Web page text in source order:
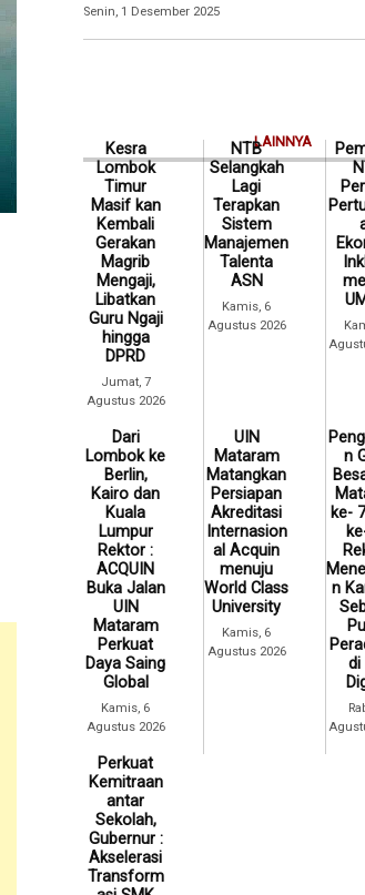
Senin, 1 Desember 2025
LAINNYA
Kesra
Lombok
Timur
Masif kan
Kembali
Gerakan
Magrib
Mengaji,
Libatkan
Guru Ngaji
hingga
DPRD
Jumat, 7
Agustus 2026
NTB
Selangkah
Lagi
Terapkan
Sistem
Manajemen
Talenta
ASN
Kamis, 6
Agustus 2026
Dari
Lombok ke
Berlin,
Kairo dan
Kuala
Lumpur
Rektor :
ACQUIN
Buka Jalan
UIN
Mataram
Perkuat
Daya Saing
Global
Kamis, 6
Agustus 2026
UIN
Mataram
Matangkan
Persiapan
Akreditasi
Internasion
al Acquin
menuju
World Class
University
Kamis, 6
Agustus 2026
n
ke-
n
di
Perkuat
Kemitraan
antar
Sekolah,
Gubernur :
Akselerasi
Transform